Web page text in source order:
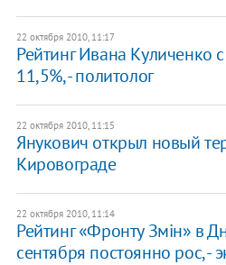
22 октября 2010, 11:17
Рейтинг Ивана Куличенко
11,5%, - политолог
22 октября 2010, 11:15
Янукович открыл новый
Кировограде
22 октября 2010, 11:14
Рейтинг «Фронту Змін» в
сентября постоянно рос, -